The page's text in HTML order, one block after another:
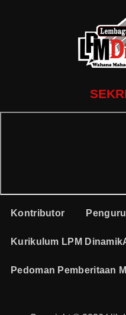
Kontributor
Kurikulum LPM
Pedoman Pemberitaan